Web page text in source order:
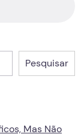
Pesquisar
Mas Não